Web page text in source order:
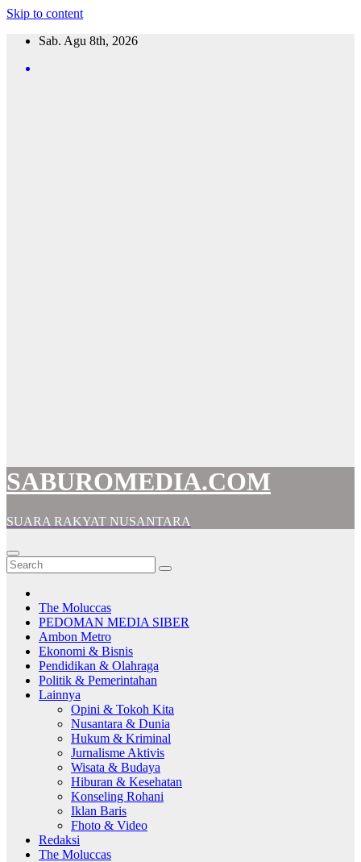
Skip to content
Sab. Agu 8th, 2026
SABUROMEDIA.COM
SUARA RAKYAT NUSANTARA
The Moluccas
PEDOMAN MEDIA SIBER
Ambon Metro
Ekonomi & Bisnis
Pendidikan & Olahraga
Politik & Pemerintahan
Lainnya
Opini & Tokoh Kita
Nusantara & Dunia
Hukum & Kriminal
Jurnalisme Aktivis
Wisata & Budaya
Hiburan & Kesehatan
Konseling Rohani
Iklan Baris
Fhoto & Video
Redaksi
The Moluccas